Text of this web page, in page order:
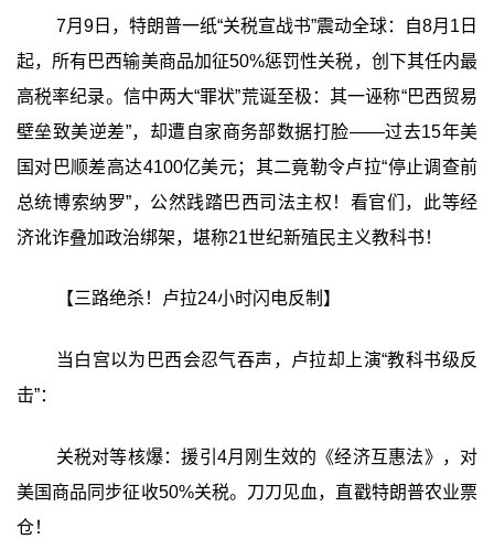
7月9日，特朗普一纸“关税宣战书”震动全球：自8月1日
起，所有巴西输美商品加征50%惩罚性关税，创下其任内最
高税率纪录。信中两大“罪状”荒诞至极：其一诬称“巴西贸易
壁垒致美逆差”，却遭自家商务部数据打脸——过去15年美
国对巴顺差高达4100亿美元；其二竟勒令卢拉“停止调查前
总统博索纳罗”，公然践踏巴西司法主权！看官们，此等经
济讹诈叠加政治绑架，堪称21世纪新殖民主义教科书！
【三路绝杀！卢拉24小时闪电反制】
当白宫以为巴西会忍气吞声，卢拉却上演“教科书级反
击”：
关税对等核爆：援引4月刚生效的《经济互惠法》，对
美国商品同步征收50%关税。刀刀见血，直戳特朗普农业票
仓！